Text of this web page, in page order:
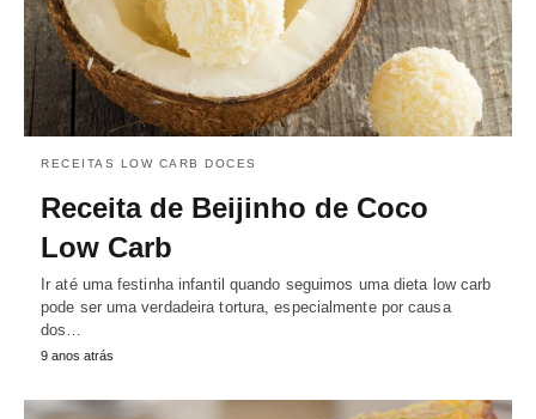
RECEITAS LOW CARB DOCES
Receita de Beijinho de Coco
Low Carb
Ir até uma festinha infantil quando seguimos uma dieta low carb
pode ser uma verdadeira tortura, especialmente por causa
dos…
9 anos atrás